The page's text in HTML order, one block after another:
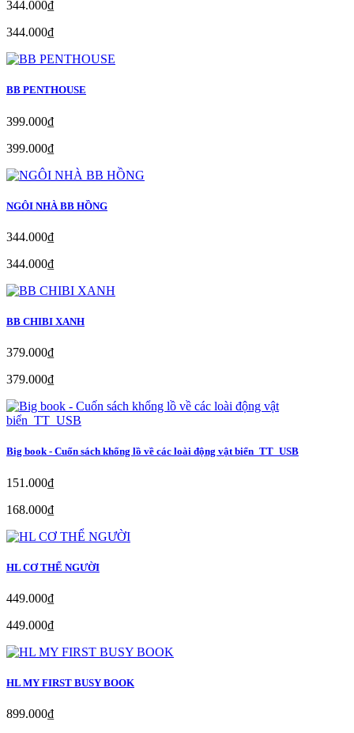
344.000₫
344.000₫
BB PENTHOUSE
399.000₫
399.000₫
NGÔI NHÀ BB HỒNG
344.000₫
344.000₫
BB CHIBI XANH
379.000₫
379.000₫
Big book - Cuốn sách khổng lồ về các loài động vật biển_TT_USB
151.000₫
168.000₫
HL CƠ THỂ NGƯỜI
449.000₫
449.000₫
HL MY FIRST BUSY BOOK
899.000₫